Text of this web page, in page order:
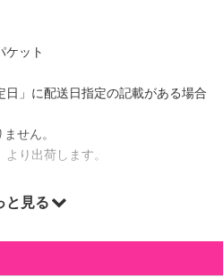
ケット
日」に配送日指定の記載がある場合
せん。
り出荷します。
と見る